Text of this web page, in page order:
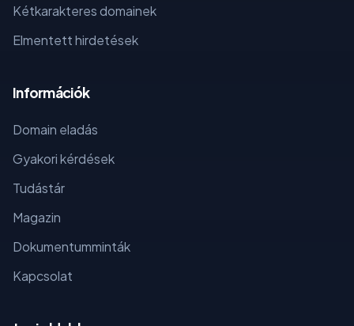
Kétkarakteres domainek
Elmentett hirdetések
Információk
Domain eladás
Gyakori kérdések
Tudástár
Magazin
Dokumentumminták
Kapcsolat